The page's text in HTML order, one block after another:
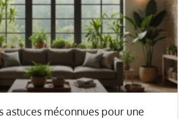
astuces méconnues pour une